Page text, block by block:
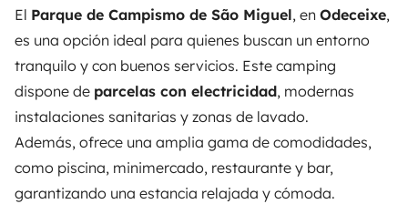
El Parque de Campismo de São Miguel, en Odeceixe,
es una opción ideal para quienes buscan un entorno
tranquilo y con buenos servicios. Este camping
dispone de parcelas con electricidad, modernas
instalaciones sanitarias y zonas de lavado.
Además, ofrece una amplia gama de comodidades,
como piscina, minimercado, restaurante y bar,
garantizando una estancia relajada y cómoda.